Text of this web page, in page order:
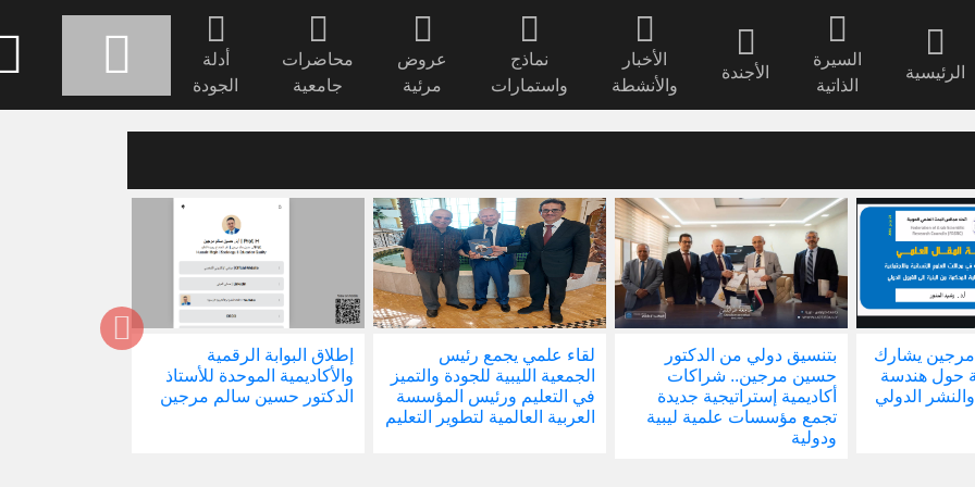
الرئيسية
السيرة
الذاتية
الأجندة
الأخبار
والأنشطة
نماذج
واستمارات
عروض
مرئية
محاضرات
جامعية
أدلة
الجودة
مرجين يشارك
حول هندسة
الدولي
بتنسيق دولي من الدكتور
حسين مرجين.. شراكات
أكاديمية إستراتيجية جديدة
تجمع مؤسسات علمية ليبية
ودولية
لقاء علمي يجمع رئيس
الجمعية الليبية للجودة والتميز
في التعليم ورئيس المؤسسة
العربية العالمية لتطوير التعليم
إطلاق البوابة الرقمية
والأكاديمية الموحدة للأستاذ
الدكتور حسين سالم مرجين